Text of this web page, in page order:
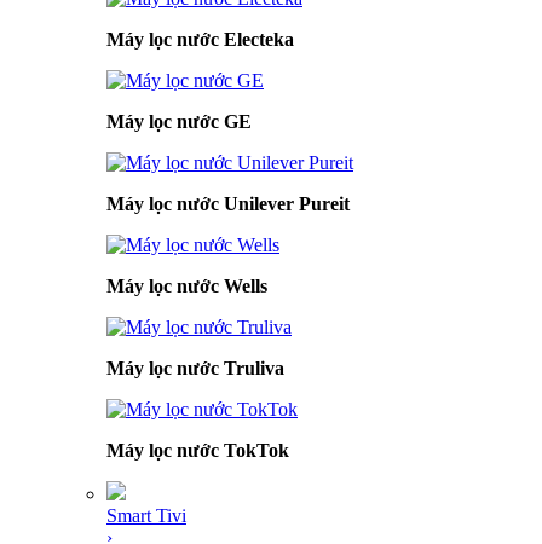
Máy lọc nước Electeka
Máy lọc nước GE
Máy lọc nước Unilever Pureit
Máy lọc nước Wells
Máy lọc nước Truliva
Máy lọc nước TokTok
Smart Tivi
›